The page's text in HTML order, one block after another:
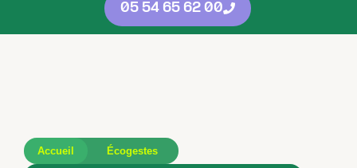
05 54 65 62 00
Accueil Écogestes